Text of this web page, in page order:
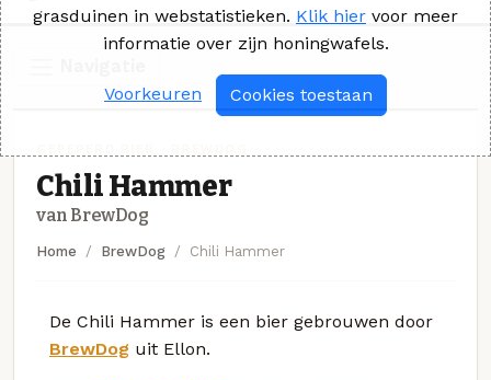
Chili Hammer
van BrewDog
Home BrewDog Chili Hammer
De Chili Hammer is een bier gebrouwen door
BrewDog uit Ellon.
grasduinen in webstatistieken. Klik hier voor meer
informatie over zijn honingwafels.
Voorkeuren Cookies toestaan